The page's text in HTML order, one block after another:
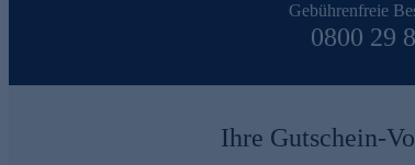
Gebührenfreie
0800 29
Ihre Gutschein-